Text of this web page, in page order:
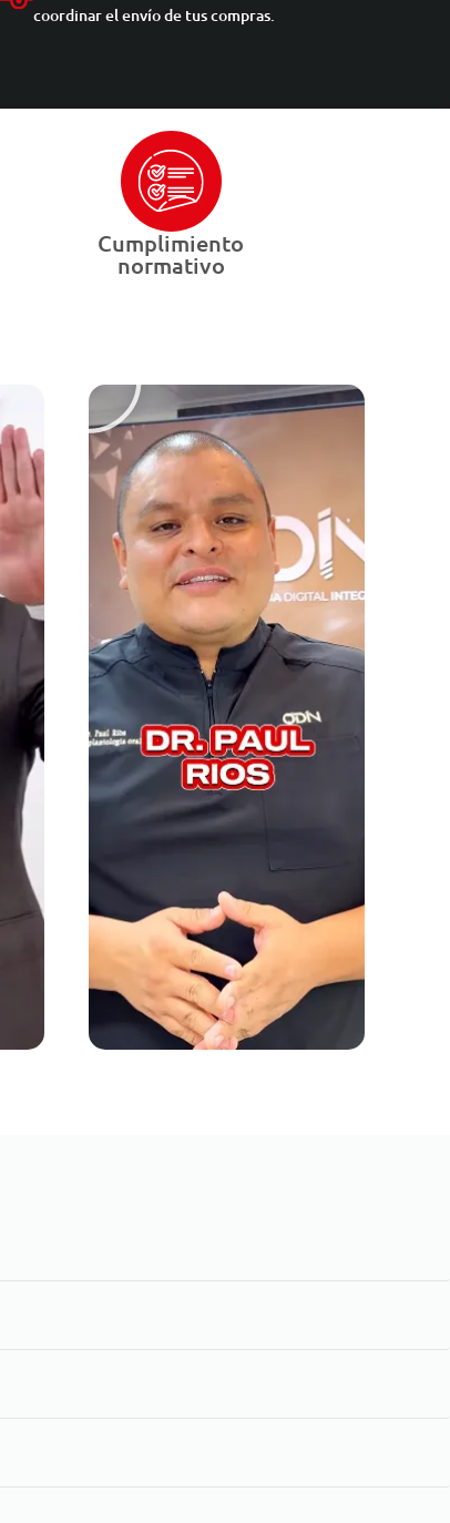
coordinar el envío de tus compras.
Cumplimiento
normativo